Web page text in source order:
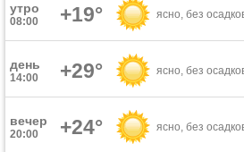
утро
08:00 +19° ясно, без
день
14:00 +29° ясно, без
вечер
20:00 +24° ясно, без